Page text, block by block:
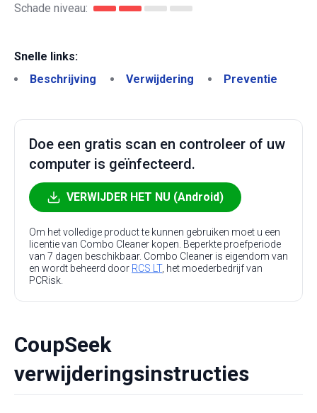
Schade niveau:
Snelle links:
Beschrijving
Verwijdering Preventie
Doe een gratis scan en controleer of uw
computer is geïnfecteerd.
VERWIJDER HET NU (Android)
Om het volledige product te kunnen gebruiken moet u een
licentie van Combo Cleaner kopen. Beperkte proefperiode
van 7 dagen beschikbaar. Combo Cleaner is eigendom van
en wordt beheerd door RCS LT, het moederbedrijf van
PCRisk.
CoupSeek
verwijderingsinstructies